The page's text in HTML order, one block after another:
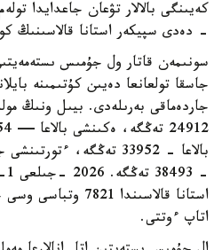
- دەدى سپيكەر استانا قالاسىنىڭ
سونىمەن قاتار ول جۇمىس ىستەمەيتىن
جاسقا تولعانعا دەيىن كۇتىمىنە
جاردەماقى بەرىلەدى. بيىل ونىڭ
بالاعا - 33952 تەڭگە،
-
استانا قالاسىندا
اتاپ ءوتتى.